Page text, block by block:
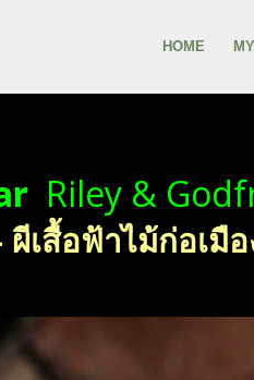
HOME
Riley &
เสื้อฟ้าไม้ก่อเมื